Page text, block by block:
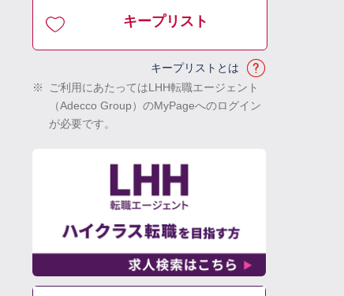
キープリスト
キープリストとは
※
ご利用にあたってはLHH転職エージェント
（Adecco Group）のMyPageへのログイン
が必要です。